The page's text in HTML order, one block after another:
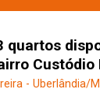
para
Custódio
- Uberlândia/